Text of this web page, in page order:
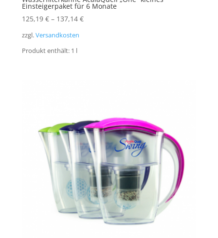
Einsteigerpaket für 6 Monate
125,19 €– 137,14 €
zzgl.Versandkosten
Produkt enthält: 1 l